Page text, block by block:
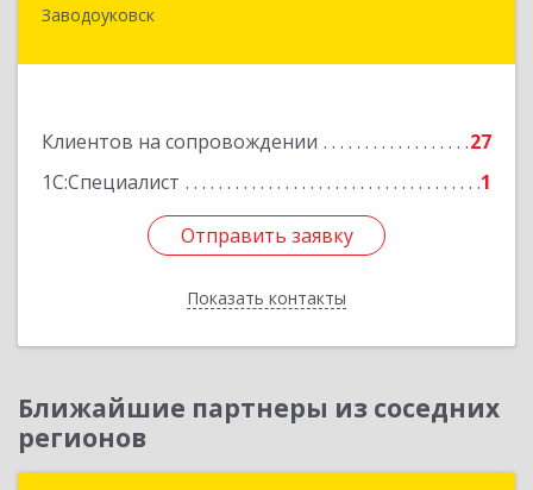
Заводоуковск
Клиентов на сопровождении
27
1С:Специалист
1
Отправить заявку
Показать контакты
627140, Тюменская обл, Заводоуковский р-н,
Отправить заявку
Назад
Ближайшие партнеры из соседних
регионов